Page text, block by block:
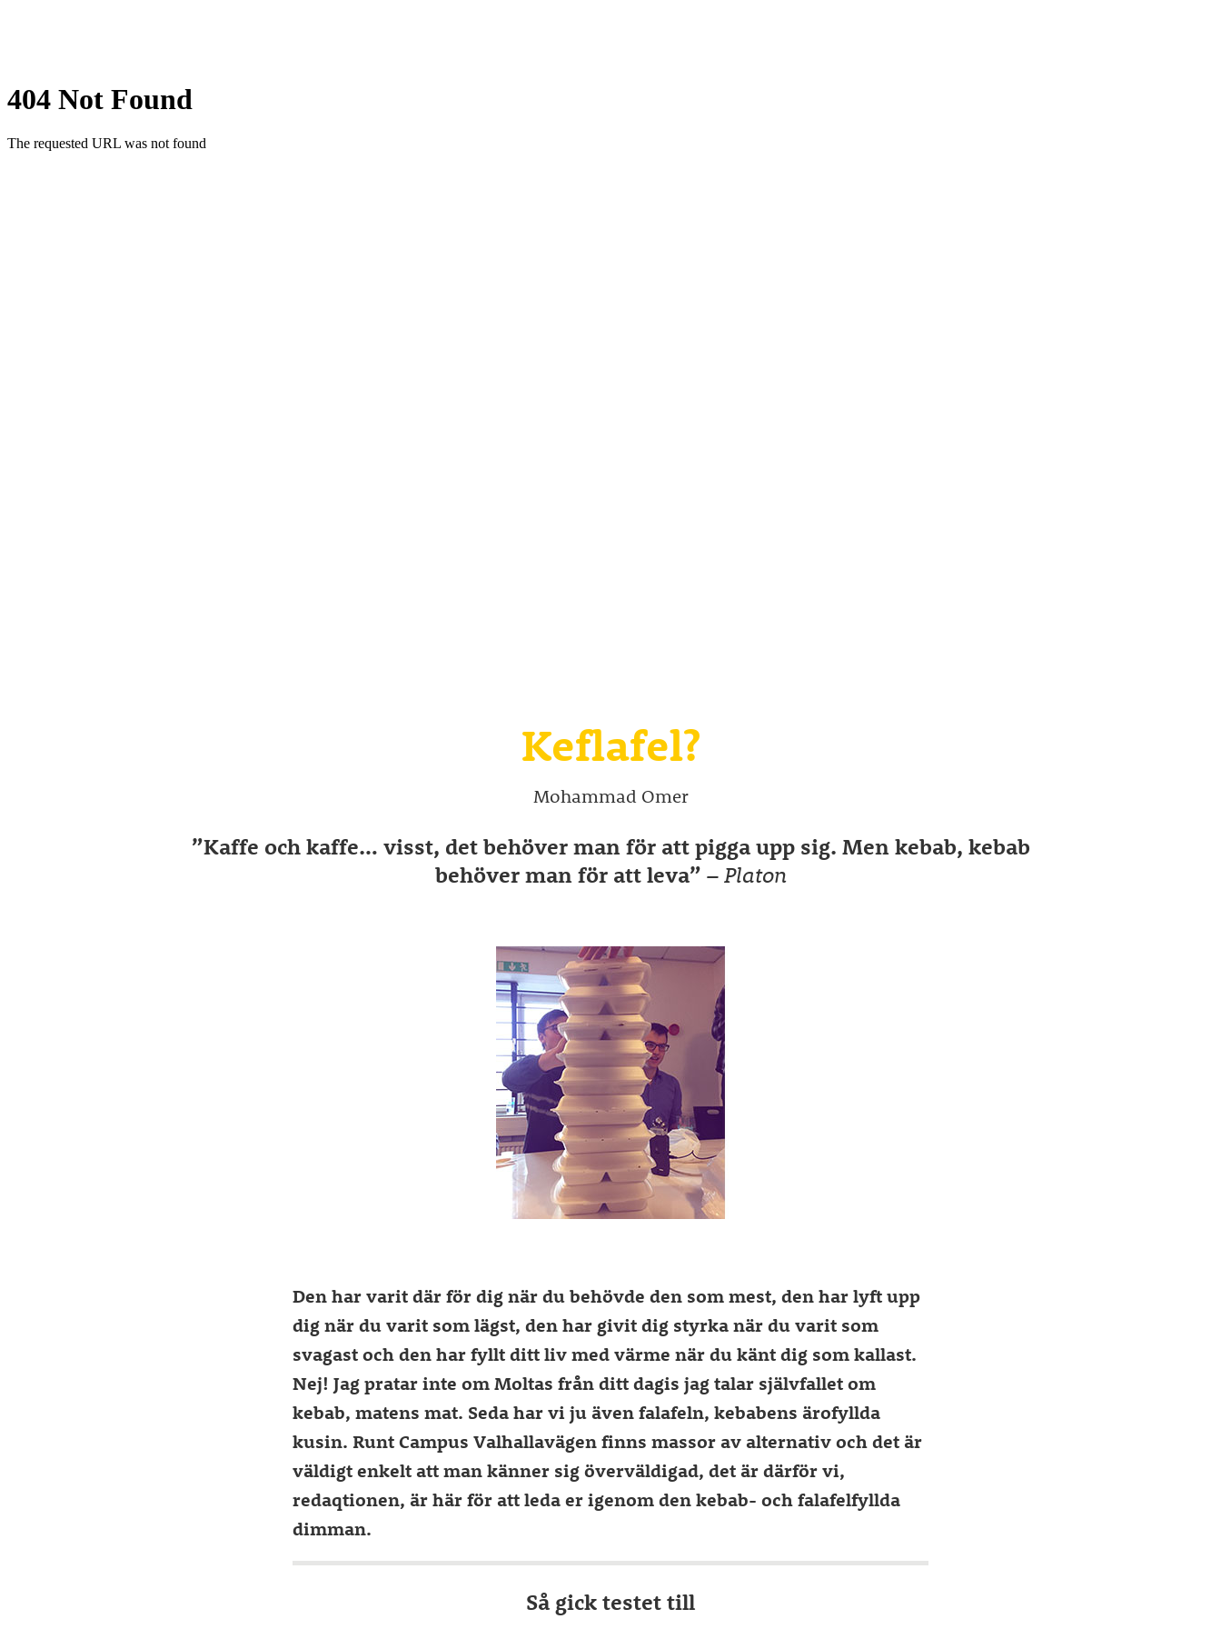
Keflafel?
Mohammad Omer
”Kaffe och kaffe… visst, det behöver man för att pigga upp sig. Men kebab, kebab
behöver man för att leva” – Platon
Den har varit där för dig när du behövde den som mest, den har lyft upp
dig när du varit som lägst, den har givit dig styrka när du varit som
svagast och den har fyllt ditt liv med värme när du känt dig som kallast.
Nej! Jag pratar inte om Moltas från ditt dagis jag talar självfallet om
kebab, matens mat. Seda har vi ju även falafeln, kebabens ärofyllda
kusin. Runt Campus Valhallavägen finns massor av alternativ och det är
väldigt enkelt att man känner sig överväldigad, det är därför vi,
redaqtionen, är här för att leda er igenom den kebab- och falafelfyllda
dimman.
Så gick testet till